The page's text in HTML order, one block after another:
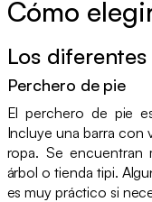
Cómo
Los
Perchero de pie
El perchero de pie
Incluye una barra con
ropa. Se encuentran
árbol o tienda tipi.
es muy práctico si